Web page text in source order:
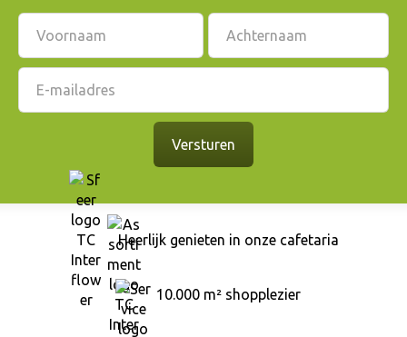
Heerlijk genieten in onze cafetaria
10.000 m² shopplezier